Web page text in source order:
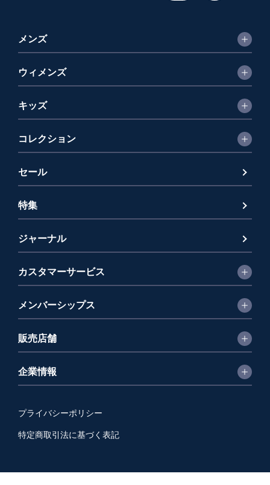
メンズ
ウィメンズ
キッズ
コレクション
セール
特集
ジャーナル
カスタマーサービス
メンバーシップス
販売店舗
企業情報
プライバシーポリシー
特定商取引法に基づく表記